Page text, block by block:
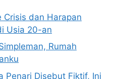
dan Harapan
Usia 20-an
Rumah
Penari Disebut Fiktif, Ini